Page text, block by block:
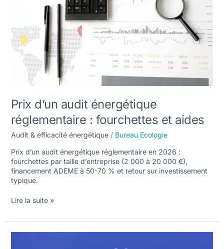
Prix d’un audit énergétique
réglementaire : fourchettes et aides
Audit & efficacité énergétique/ Bureau Ecologie
Prix d’un audit énergétique réglementaire en 2026 :
fourchettes par taille d’entreprise (2 000 à 20 000 €),
financement ADEME à 50-70 % et retour sur investissement
typique.
fourchettes
aides
Lire la suite »